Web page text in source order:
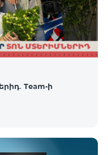
Team-ի